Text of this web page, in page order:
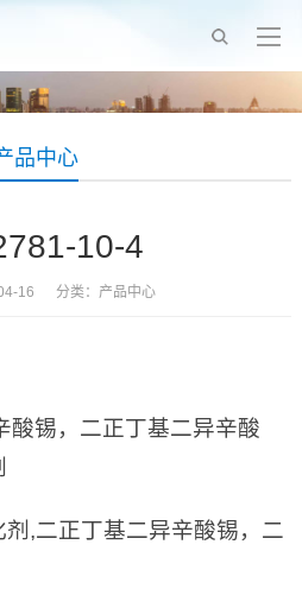
品中心
10-4
16 分类： 产品中心
酸锡，二正丁基二异辛酸
,二正丁基二异辛酸锡，二